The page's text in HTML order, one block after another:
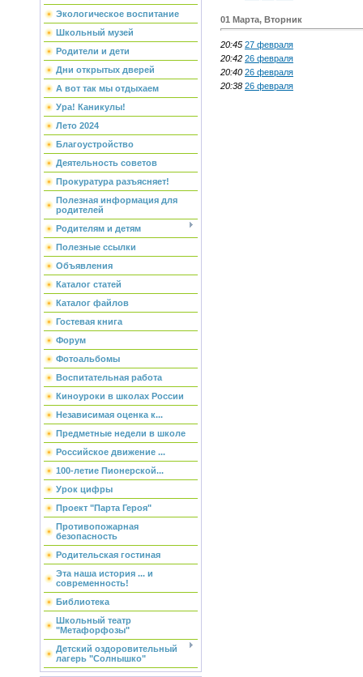
Экологическое воспитание
Школьный музей
Родители и дети
Дни открытых дверей
А вот так мы отдыхаем
Ура! Каникулы!
Лето 2024
Благоустройство
Деятельность советов
Прокуратура разъясняет!
Полезная информация для
родителей
Родителям и детям
Полезные ссылки
Объявления
Каталог статей
Каталог файлов
Гостевая книга
Форум
Фотоальбомы
Воспитательная работа
Киноуроки в школах России
Независимая оценка к...
Предметные недели в школе
Российское движение ...
100-летие Пионерской...
Урок цифры
Проект "Парта Героя"
Противопожарная
безопасность
Родительская гостиная
Эта наша история ... и
современность!
Библиотека
Школьный театр
"Метафорфозы"
Детский оздоровительный
лагерь "Солнышко"
01 Марта, Вторник
20:45 27 февраля
20:42 26 февраля
20:40 26 февраля
20:38 26 февраля